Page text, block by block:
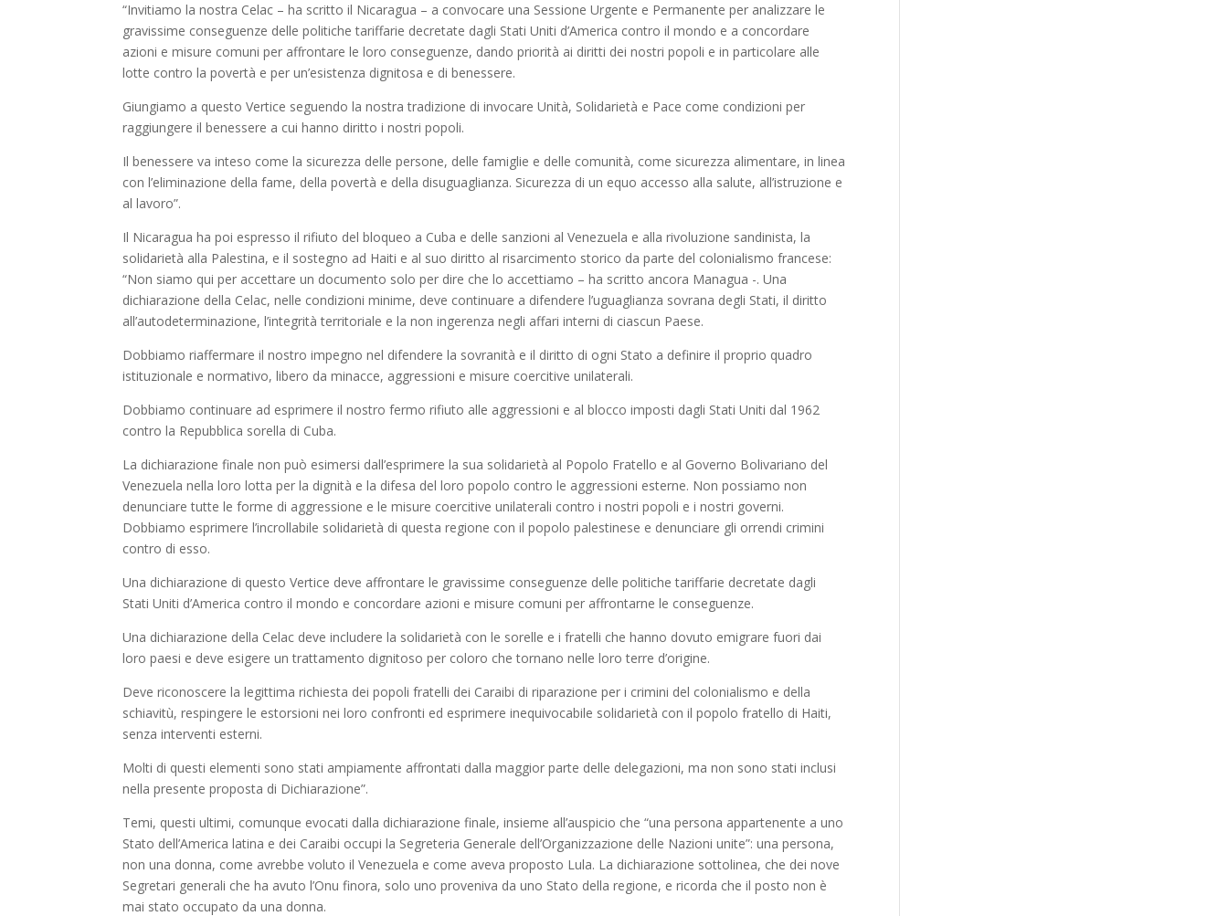
“Invitiamo la nostra Celac – ha scritto il Nicaragua – a convocare una Sessione Urgente e Permanente per analizzare le
gravissime conseguenze delle politiche tariffarie decretate dagli Stati Uniti d’America contro il mondo e a concordare
azioni e misure comuni per affrontare le loro conseguenze, dando priorità ai diritti dei nostri popoli e in particolare alle
lotte contro la povertà e per un’esistenza dignitosa e di benessere.
Giungiamo a questo Vertice seguendo la nostra tradizione di invocare Unità, Solidarietà e Pace come condizioni per
raggiungere il benessere a cui hanno diritto i nostri popoli.
Il benessere va inteso come la sicurezza delle persone, delle famiglie e delle comunità, come sicurezza alimentare, in linea
con l’eliminazione della fame, della povertà e della disuguaglianza. Sicurezza di un equo accesso alla salute, all’istruzione e
al lavoro”.
Il Nicaragua ha poi espresso il rifiuto del bloqueo a Cuba e delle sanzioni al Venezuela e alla rivoluzione sandinista, la
solidarietà alla Palestina, e il sostegno ad Haiti e al suo diritto al risarcimento storico da parte del colonialismo francese:
“Non siamo qui per accettare un documento solo per dire che lo accettiamo – ha scritto ancora Managua -. Una
dichiarazione della Celac, nelle condizioni minime, deve continuare a difendere l’uguaglianza sovrana degli Stati, il diritto
all’autodeterminazione, l’integrità territoriale e la non ingerenza negli affari interni di ciascun Paese.
Dobbiamo riaffermare il nostro impegno nel difendere la sovranità e il diritto di ogni Stato a definire il proprio quadro
istituzionale e normativo, libero da minacce, aggressioni e misure coercitive unilaterali.
Dobbiamo continuare ad esprimere il nostro fermo rifiuto alle aggressioni e al blocco imposti dagli Stati Uniti dal 1962
contro la Repubblica sorella di Cuba.
La dichiarazione finale non può esimersi dall’esprimere la sua solidarietà al Popolo Fratello e al Governo Bolivariano del
Venezuela nella loro lotta per la dignità e la difesa del loro popolo contro le aggressioni esterne. Non possiamo non
denunciare tutte le forme di aggressione e le misure coercitive unilaterali contro i nostri popoli e i nostri governi.
Dobbiamo esprimere l’incrollabile solidarietà di questa regione con il popolo palestinese e denunciare gli orrendi crimini
contro di esso.
Una dichiarazione di questo Vertice deve affrontare le gravissime conseguenze delle politiche tariffarie decretate dagli
Stati Uniti d’America contro il mondo e concordare azioni e misure comuni per affrontarne le conseguenze.
Una dichiarazione della Celac deve includere la solidarietà con le sorelle e i fratelli che hanno dovuto emigrare fuori dai
loro paesi e deve esigere un trattamento dignitoso per coloro che tornano nelle loro terre d’origine.
Deve riconoscere la legittima richiesta dei popoli fratelli dei Caraibi di riparazione per i crimini del colonialismo e della
schiavitù, respingere le estorsioni nei loro confronti ed esprimere inequivocabile solidarietà con il popolo fratello di Haiti,
senza interventi esterni.
Molti di questi elementi sono stati ampiamente affrontati dalla maggior parte delle delegazioni, ma non sono stati inclusi
nella presente proposta di Dichiarazione”.
Temi, questi ultimi, comunque evocati dalla dichiarazione finale, insieme all’auspicio che “una persona appartenente a uno
Stato dell’America latina e dei Caraibi occupi la Segreteria Generale dell’Organizzazione delle Nazioni unite”: una persona,
non una donna, come avrebbe voluto il Venezuela e come aveva proposto Lula. La dichiarazione sottolinea, che dei nove
Segretari generali che ha avuto l’Onu finora, solo uno proveniva da uno Stato della regione, e ricorda che il posto non è
mai stato occupato da una donna.